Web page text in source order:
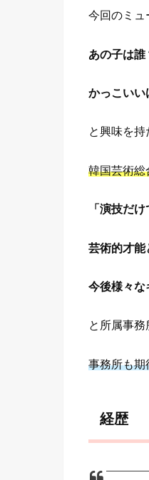
今回のミュ
あの子は誰
かっこいい
と興味を持
韓国芸術総
「演技だ
芸術的才能
今後様々な
と所属事務
事務所も期
経歴